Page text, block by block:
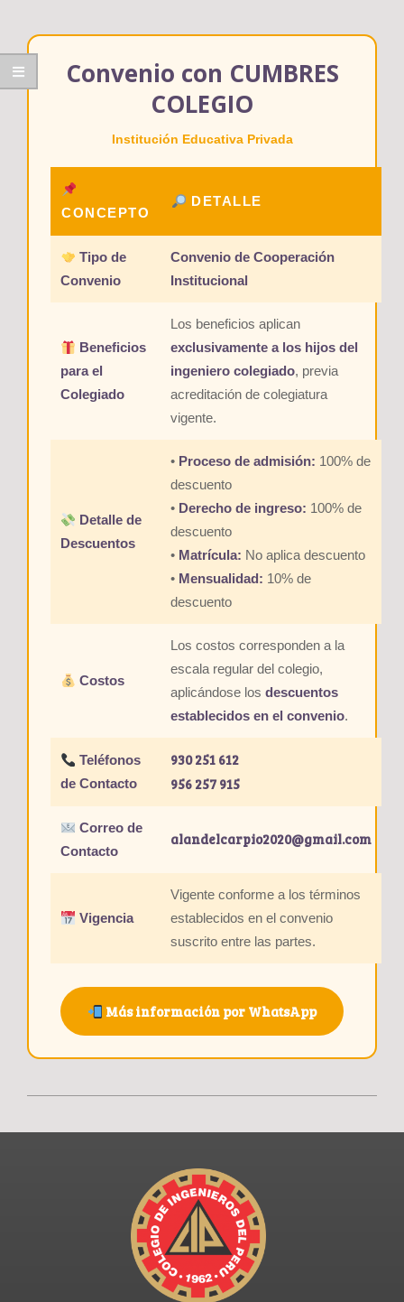
Convenio con CUMBRES
COLEGIO
Institución Educativa Privada
CONCEPTO
DETALLE
Tipo de
Convenio
Convenio de Cooperación
Institucional
Beneficios
para el
Colegiado
Los beneficios aplican
exclusivamente a los hijos del
ingeniero colegiado, previa
acreditación de colegiatura
vigente.
Detalle de
Descuentos
• Proceso de admisión: 100% de
descuento
• Derecho de ingreso: 100% de
descuento
• Matrícula: No aplica descuento
• Mensualidad: 10% de
descuento
Costos
Los costos corresponden a la
escala regular del colegio,
aplicándose los descuentos
establecidos en el convenio.
Teléfonos
de Contacto
930 251 612
956 257 915
Correo de
Contacto
alandelcarpio2020@gmail.com
Vigencia
Vigente conforme a los términos
establecidos en el convenio
suscrito entre las partes.
Más información por WhatsApp